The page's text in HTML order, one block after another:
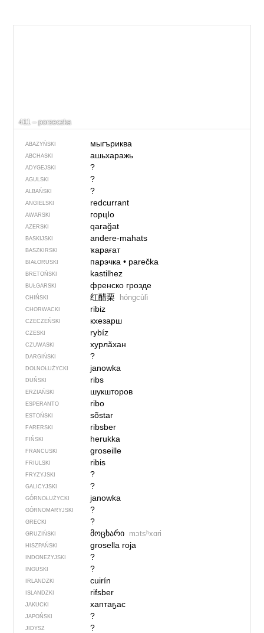
411 – porzeczka
ABAZYŃSKI мыгъриква
ABCHASKI ашьхаражь
ADYGEJSKI ?
AGULSKI ?
ALBAŃSKI ?
ANGIELSKI redcurrant
AWARSKI горцIо
AZERSKI qarağat
BASKIJSKI andere-mahats
BASZKIRSKI ҡарағат
BIAŁORUSKI парэчка• parečka
BRETOŃSKI kastilhez
BUŁGARSKI френско грозде
CHIŃSKI 红醋栗 hóngcùlì
CHORWACKI ribiz
CZECZEŃSKI кхезарш
CZESKI rybíz
CZUWASKI хурлӑхан
DARGIŃSKI ?
DOLNOŁUŻYCKI janowka
DUŃSKI ribs
ERZIAŃSKI шукшторов
ESPERANTO ribo
ESTOŃSKI sõstar
FARERSKI ribsber
FIŃSKI herukka
FRANCUSKI groseille
FRIULSKI ribis
FRYZYJSKI ?
GALICYJSKI ?
GÓRNOŁUŻYCKI janowka
GÓRNOMARYJSKI ?
GRECKI ?
GRUZIŃSKI მოცხარი mɔtsʰxɑri
HISZPAŃSKI grosella roja
INDONEZYJSKI ?
INGUSKI ?
IRLANDZKI cuirín
ISLANDZKI rifsber
JAKUCKI хаптаҕас
JAPOŃSKI ?
JIDYSZ ?